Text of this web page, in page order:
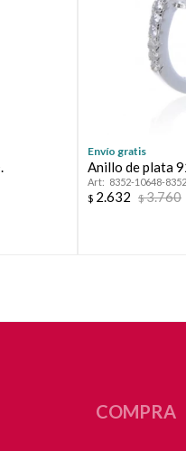
Envío gratis
Anillo de plata
8352-10648-
$ 2.632 $3.760
COMPRA